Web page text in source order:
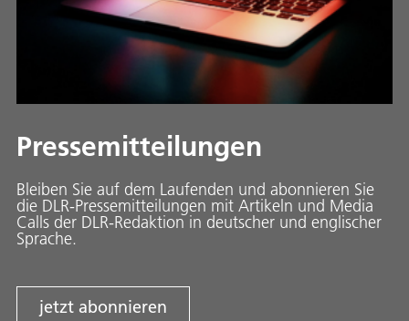
Pressemitteilungen
Bleiben Sie auf dem Laufenden und abonnieren Sie
die DLR-Pressemitteilungen mit Artikeln und Media
Calls der DLR-Redaktion in deutscher und englischer
Sprache.
jetzt abonnieren